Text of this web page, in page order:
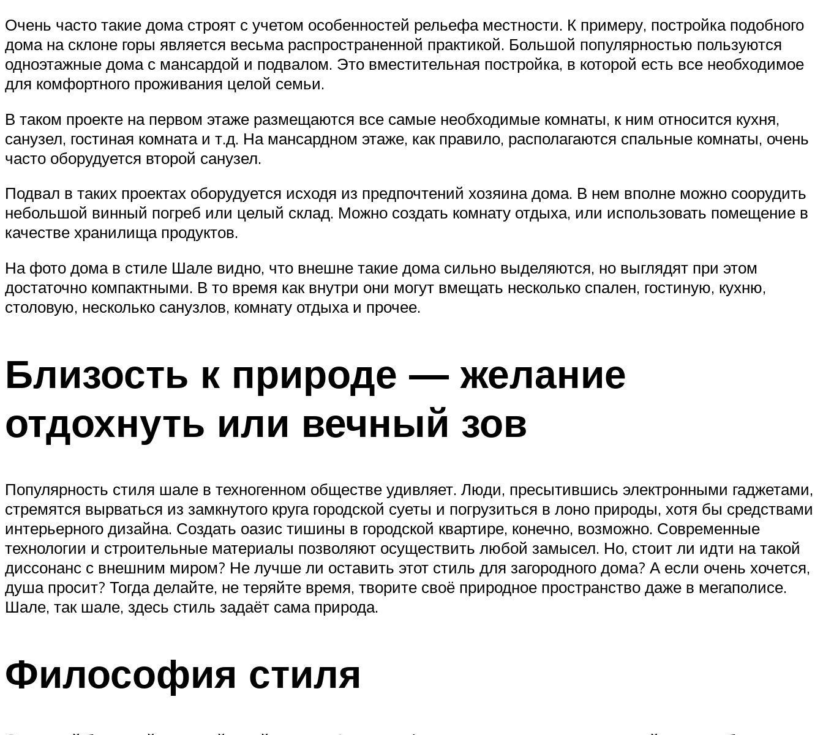
Очень часто такие дома строят с учетом особенностей рельефа местности. К примеру, постройка подобного
дома на склоне горы является весьма распространенной практикой. Большой популярностью пользуются
одноэтажные дома с мансардой и подвалом. Это вместительная постройка, в которой есть все необходимое
для комфортного проживания целой семьи.
В таком проекте на первом этаже размещаются все самые необходимые комнаты, к ним относится кухня,
санузел, гостиная комната и т.д. На мансардном этаже, как правило, располагаются спальные комнаты, очень
часто оборудуется второй санузел.
Подвал в таких проектах оборудуется исходя из предпочтений хозяина дома. В нем вполне можно соорудить
небольшой винный погреб или целый склад. Можно создать комнату отдыха, или использовать помещение в
качестве хранилища продуктов.
На фото дома в стиле Шале видно, что внешне такие дома сильно выделяются, но выглядят при этом
достаточно компактными. В то время как внутри они могут вмещать несколько спален, гостиную, кухню,
столовую, несколько санузлов, комнату отдыха и прочее.
Близость к природе — желание
отдохнуть или вечный зов
Популярность стиля шале в техногенном обществе удивляет. Люди, пресытившись электронными гаджетами,
стремятся вырваться из замкнутого круга городской суеты и погрузиться в лоно природы, хотя бы средствами
интерьерного дизайна. Создать оазис тишины в городской квартире, конечно, возможно. Современные
технологии и строительные материалы позволяют осуществить любой замысел. Но, стоит ли идти на такой
диссонанс с внешним миром? Не лучше ли оставить этот стиль для загородного дома? А если очень хочется,
душа просит? Тогда делайте, не теряйте время, творите своё природное пространство даже в мегаполисе.
Шале, так шале, здесь стиль задаёт сама природа.
Философия стиля